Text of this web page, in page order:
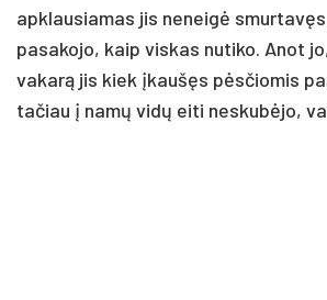
apklausiamas jis neneigė
pasakojo, kaip viskas nutiko. Anot
vakarą jis kiek įkaušęs pėsčiomis
tačiau į namų vidų eiti neskubėjo,